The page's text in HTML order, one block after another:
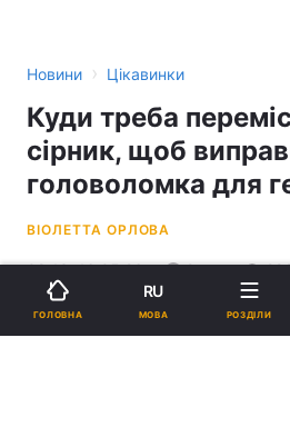
Новини › Цікавинки
Куди треба
сірник, щоб
головоломка для
ВІОЛЕТТА ОРЛОВА
08:13, 16.05.26 2 хв.
Підпишіться на
ГОЛОВНА
RU
МОВА РОЗДІЛИ